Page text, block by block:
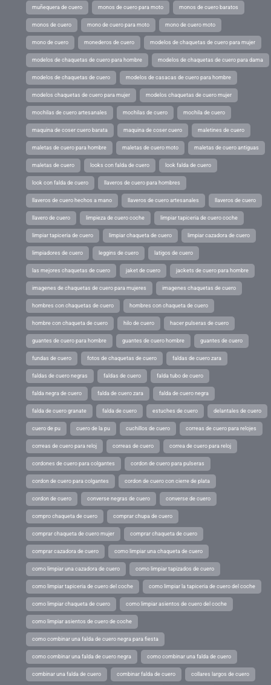
muñequera de cuero monos de cuero para moto monos de cuero baratos
monos de cuero mono de cuero para moto mono de cuero moto
mono de cuero monederos de cuero modelos de chaquetas de cuero para mujer
modelos de chaquetas de cuero para hombre modelos de chaquetas de cuero para dama
modelos de chaquetas de cuero modelos de casacas de cuero para hombre
modelos chaquetas de cuero para mujer modelos chaquetas de cuero mujer
mochilas de cuero artesanales mochilas de cuero mochila de cuero
maquina de coser cuero barata maquina de coser cuero maletines de cuero
maletas de cuero para hombre maletas de cuero moto maletas de cuero antiguas
maletas de cuero looks con falda de cuero look falda de cuero
look con falda de cuero llaveros de cuero para hombres
llaveros de cuero hechos a mano llaveros de cuero artesanales llaveros de cuero
llavero de cuero limpieza de cuero coche limpiar tapiceria de cuero coche
limpiar tapiceria de cuero limpiar chaqueta de cuero limpiar cazadora de cuero
limpiadores de cuero leggins de cuero latigos de cuero
las mejores chaquetas de cuero jaket de cuero jackets de cuero para hombre
imagenes de chaquetas de cuero para mujeres imagenes chaquetas de cuero
hombres con chaquetas de cuero hombres con chaqueta de cuero
hombre con chaqueta de cuero hilo de cuero hacer pulseras de cuero
guantes de cuero para hombre guantes de cuero hombre guantes de cuero
fundas de cuero fotos de chaquetas de cuero faldas de cuero zara
faldas de cuero negras faldas de cuero falda tubo de cuero
falda negra de cuero falda de cuero zara falda de cuero negra
falda de cuero granate falda de cuero estuches de cuero delantales de cuero
cuero de pu cuero de la pu cuchillos de cuero correas de cuero para relojes
correas de cuero para reloj correas de cuero correa de cuero para reloj
cordones de cuero para colgantes cordon de cuero para pulseras
cordon de cuero para colgantes cordon de cuero con cierre de plata
cordon de cuero converse negras de cuero converse de cuero
compro chaqueta de cuero comprar chupa de cuero
comprar chaqueta de cuero mujer comprar chaqueta de cuero
comprar cazadora de cuero como limpiar una chaqueta de cuero
como limpiar una cazadora de cuero como limpiar tapizados de cuero
como limpiar tapiceria de cuero del coche como limpiar la tapiceria de cuero del coche
como limpiar chaqueta de cuero como limpiar asientos de cuero del coche
como limpiar asientos de cuero de coche
como combinar una falda de cuero negra para fiesta
como combinar una falda de cuero negra como combinar una falda de cuero
combinar una falda de cuero combinar falda de cuero collares largos de cuero